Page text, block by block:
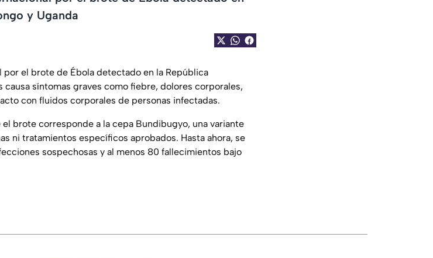
y Uganda
el brote de Ébola detectado en la República
síntomas graves como fiebre, dolores corporales,
con fluidos corporales de personas infectadas.
brote corresponde a la cepa Bundibugyo, una variante
ni tratamientos específicos aprobados. Hasta ahora, se
sospechosas y al menos 80 fallecimientos bajo